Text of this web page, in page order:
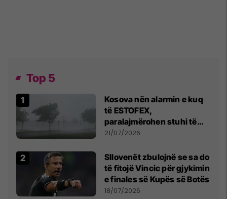
Top 5
Kosova nën alarmin e kuq
të ESTOFEX,
paralajmërohen stuhi të
fuqishme me breshër dhe
21/07/2026
Sllovenët zbulojnë se sa do
të fitojë Vincic për gjykimin
e finales së Kupës së Botës
18/07/2026